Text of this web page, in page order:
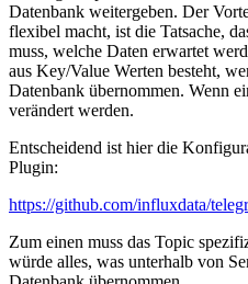
Datenbank weitergeben. Der
flexibel macht, ist die Tatsache,
muss, welche Daten erwartet
aus Key/Value Werten besteht,
Datenbank übernommen. Wenn
verändert werden.
Entscheidend ist hier die
Plugin:
https://github.com/influxdata/
Zum einen muss das Topic
würde alles, was unterhalb von